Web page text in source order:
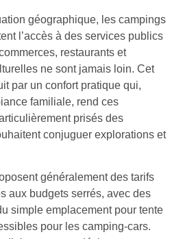
géographique, les campings
l’accès à des services publics
restaurants et
ne sont jamais loin. Cet
par un confort pratique qui,
familiale, rend ces
prisés des
conjuguer explorations et
généralement des tarifs
aux budgets serrés, avec des
simple emplacement pour tente
pour les camping-cars.